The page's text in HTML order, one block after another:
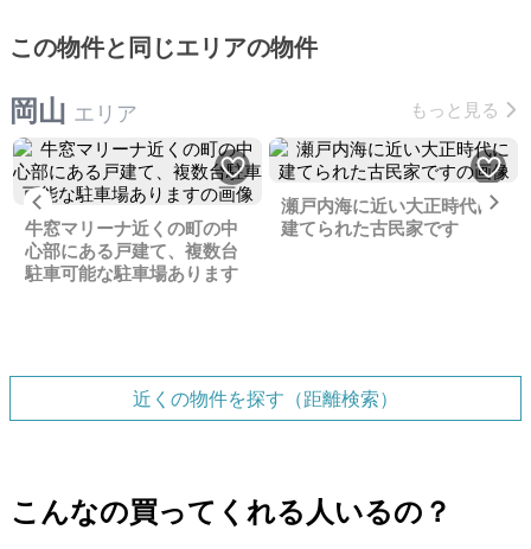
この物件と同じエリアの物件
岡山 エリア もっと見る
Previous
牛窓マリーナ近くの町の中
心部にある戸建て、複数台
駐車可能な駐車場あります
瀬戸内海に近い大正時代に
建てられた古民家です
近くの物件を探す（距離検索）
こんなの買ってくれる人いるの？